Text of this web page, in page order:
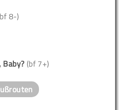
8-)
Baby? (bf 7+)